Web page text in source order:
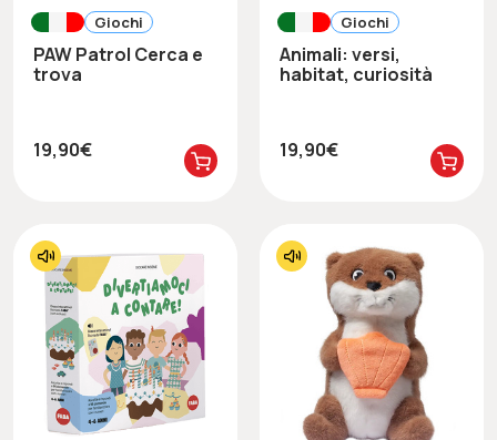
Giochi
PAW Patrol Cerca e
trova
19,90€
Giochi
Animali: versi,
habitat, curiosità
19,90€